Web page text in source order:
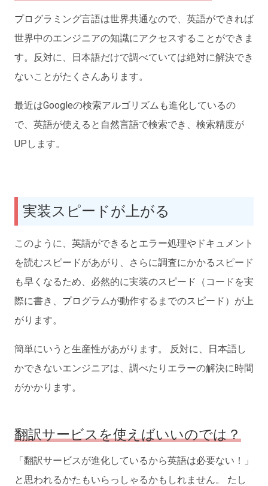
プログラミング言語は世界共通なので、英語ができれば
世界中のエンジニアの知識にアクセスすることができま
す。反対に、日本語だけで調べていては絶対に解決でき
ないことがたくさんあります。
最近はGoogleの検索アルゴリズムも進化しているの
で、英語が使えると自然言語で検索でき、検索精度が
UPします。
実装スピードが上がる
このように、英語ができるとエラー処理やドキュメント
を読むスピードがあがり、さらに調査にかかるスピード
も早くなるため、必然的に実装のスピード（コードを実
際に書き、プログラムが動作するまでのスピード）が上
がります。
簡単にいうと生産性があがります。 反対に、日本語し
かできないエンジニアは、調べたりエラーの解決に時間
がかかります。
翻訳サービスを使えばいいのでは？
「翻訳サービスが進化しているから英語は必要ない！」
と思われるかたもいらっしゃるかもしれません。 たし